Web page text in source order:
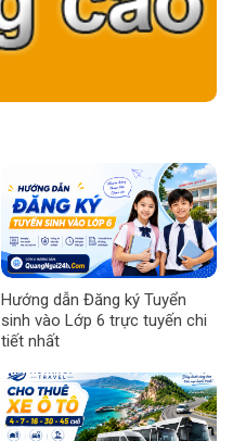
Hướng dẫn Đăng ký Tuyển
sinh vào Lớp 6 trực tuyến chi
tiết nhất